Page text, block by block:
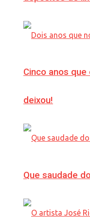
Cinco anos
deixou!
Que saudade